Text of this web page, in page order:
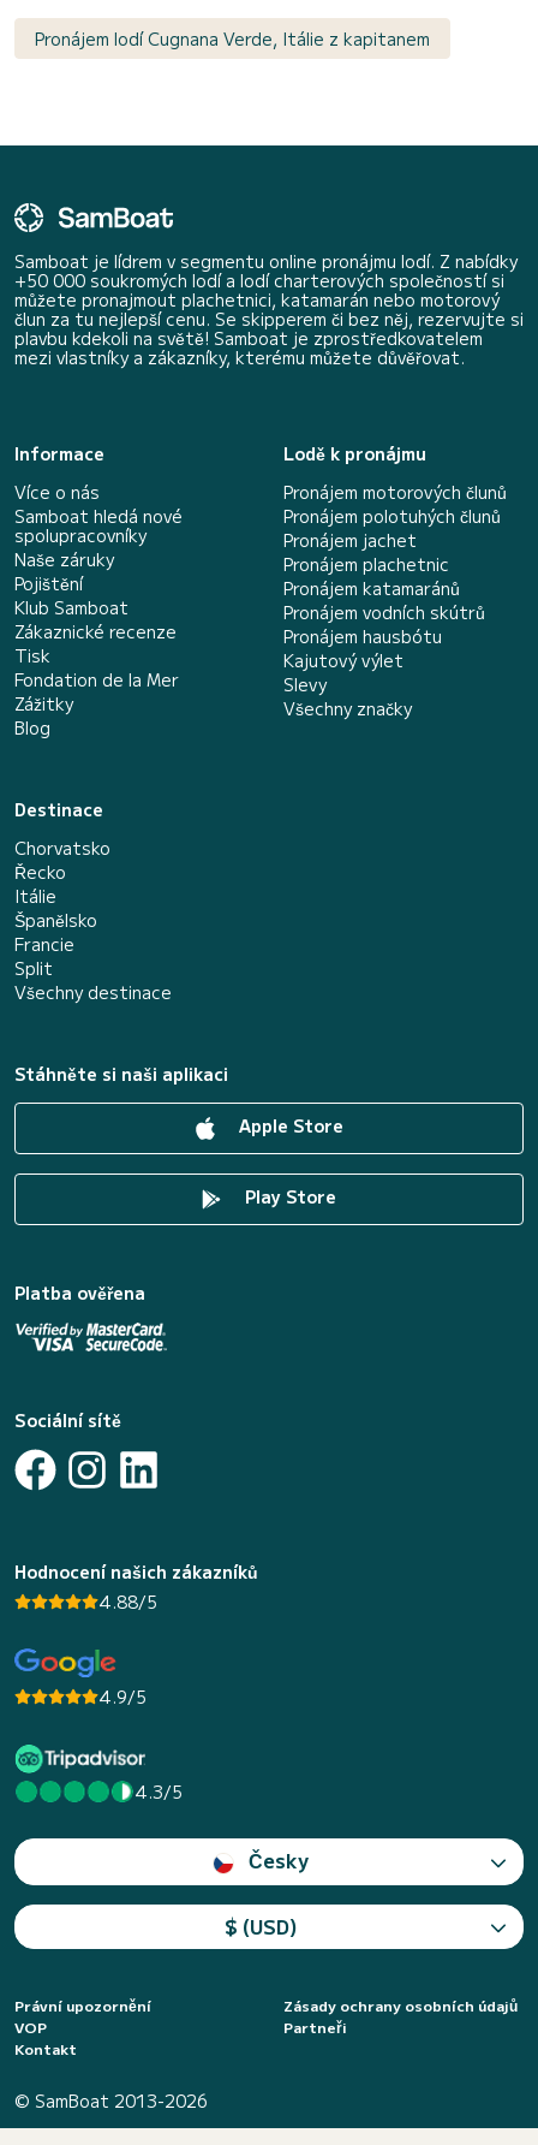
Pronájem lodí Cugnana Verde, Itálie z kapitanem
Samboat je lídrem v segmentu online pronájmu lodí. Z nabídky
+50 000 soukromých lodí a lodí charterových společností si
můžete pronajmout plachetnici, katamarán nebo motorový
člun za tu nejlepší cenu. Se skipperem či bez něj, rezervujte si
plavbu kdekoli na světě! Samboat je zprostředkovatelem
mezi vlastníky a zákazníky, kterému můžete důvěřovat.
Informace
Více o nás
Samboat hledá nové
spolupracovníky
Naše záruky
Pojištění
Klub Samboat
Zákaznické recenze
Tisk
Fondation de la Mer
Zážitky
Blog
Lodě k pronájmu
Pronájem motorových člunů
Pronájem polotuhých člunů
Pronájem jachet
Pronájem plachetnic
Pronájem katamaránů
Pronájem vodních skútrů
Pronájem hausbótu
Kajutový výlet
Slevy
Všechny značky
Destinace
Chorvatsko
Řecko
Itálie
Španělsko
Francie
Split
Všechny destinace
Stáhněte si naši aplikaci
Apple Store
Play Store
Platba ověřena
Sociální sítě
Hodnocení našich zákazníků
4.88/5
4.9/5
4.3/5
Česky
$ (USD)
Právní upozornění
Zásady ochrany osobních údajů
VOP
Partneři
Kontakt
© SamBoat 2013-2026